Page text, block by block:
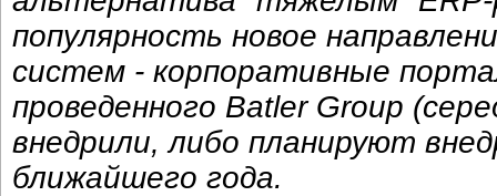
популярность новое
систем - корпоративные
проведенного Batler Group
внедрили, либо планируют
ближайшего года.